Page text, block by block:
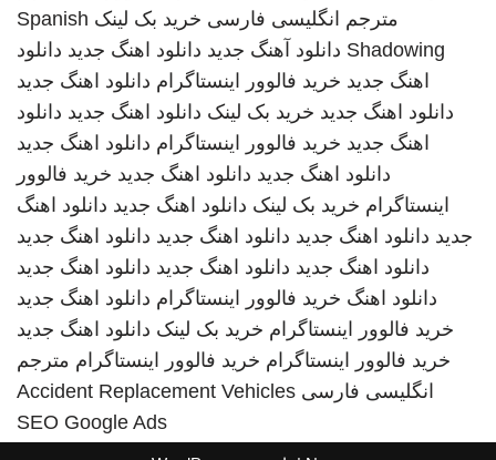
مترجم انگلیسی فارسی خرید بک لینک Spanish
Shadowing دانلود آهنگ جدید دانلود اهنگ جدید دانلود
اهنگ جدید خرید فالوور اینستاگرام دانلود اهنگ جدید
دانلود اهنگ جدید خرید بک لینک دانلود اهنگ جدید دانلود
اهنگ جدید خرید فالوور اینستاگرام دانلود اهنگ جدید
دانلود اهنگ جدید دانلود اهنگ جدید خرید فالوور
اینستاگرام خرید بک لینک دانلود اهنگ جدید دانلود اهنگ
جدید دانلود اهنگ جدید دانلود اهنگ جدید دانلود اهنگ جدید
دانلود اهنگ جدید دانلود اهنگ جدید دانلود اهنگ جدید
دانلود اهنگ خرید فالوور اینستاگرام دانلود اهنگ جدید
خرید فالوور اینستاگرام خرید بک لینک دانلود اهنگ جدید
خرید فالوور اینستاگرام خرید فالوور اینستاگرام مترجم
انگلیسی فارسی Accident Replacement Vehicles
SEO Google Ads